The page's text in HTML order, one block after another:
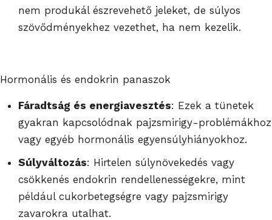
nem produkál észrevehető jeleket, de súlyos
szövődményekhez vezethet, ha nem kezelik.
Hormonális és endokrin panaszok
Fáradtság és energiavesztés: Ezek a tünetek
gyakran kapcsolódnak pajzsmirigy-problémákhoz
vagy egyéb hormonális egyensúlyhiányokhoz.
Súlyváltozás: Hirtelen súlynövekedés vagy
csökkenés endokrin rendellenességekre, mint
például cukorbetegségre vagy pajzsmirigy
zavarokra utalhat.